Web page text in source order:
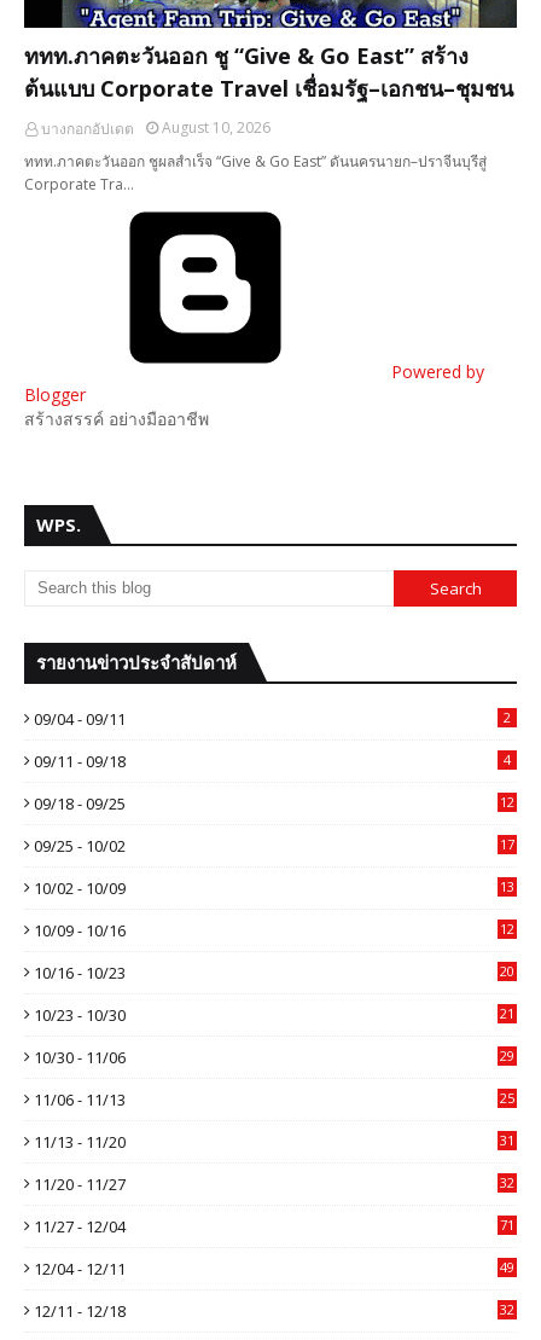
ททท.ภาคตะวันออก ชู “Give & Go East” สร้าง
ต้นแบบ Corporate Travel เชื่อมรัฐ–เอกชน–ชุมชน
บางกอกอัปเดต
August 10, 2026
ททท.ภาคตะวันออก ชูผลสำเร็จ “Give & Go East” ดันนครนายก–ปราจีนบุรีสู่
Corporate Tra…
Powered by
Blogger
สร้างสรรค์ อย่างมืออาชีพ
WPS.
รายงานข่าวประจำสัปดาห์
09/04 - 09/11 2
09/11 - 09/18 4
09/18 - 09/25 12
09/25 - 10/02 17
10/02 - 10/09 13
10/09 - 10/16 12
10/16 - 10/23 20
10/23 - 10/30 21
10/30 - 11/06 29
11/06 - 11/13 25
11/13 - 11/20 31
11/20 - 11/27 32
11/27 - 12/04 71
12/04 - 12/11 49
12/11 - 12/18 32